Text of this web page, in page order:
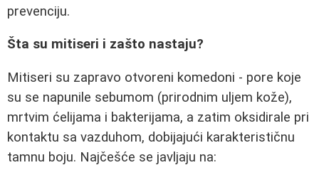
prevenciju.
Šta su mitiseri i zašto nastaju?
Mitiseri su zapravo otvoreni komedoni - pore koje
su se napunile sebumom (prirodnim uljem kože),
mrtvim ćelijama i bakterijama, a zatim oksidirale pri
kontaktu sa vazduhom, dobijajući karakterističnu
tamnu boju. Najčešće se javljaju na: